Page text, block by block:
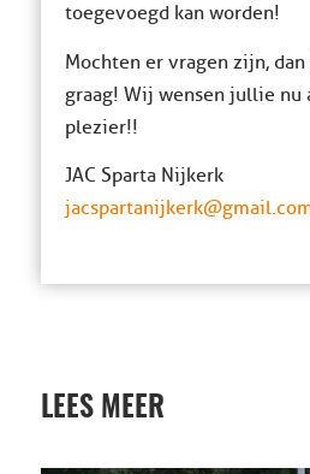
toegevoegd kan worden!
Mochten er vragen zijn,
graag! Wij wensen jullie nu
plezier!!
JAC Sparta Nijkerk
LEES MEER